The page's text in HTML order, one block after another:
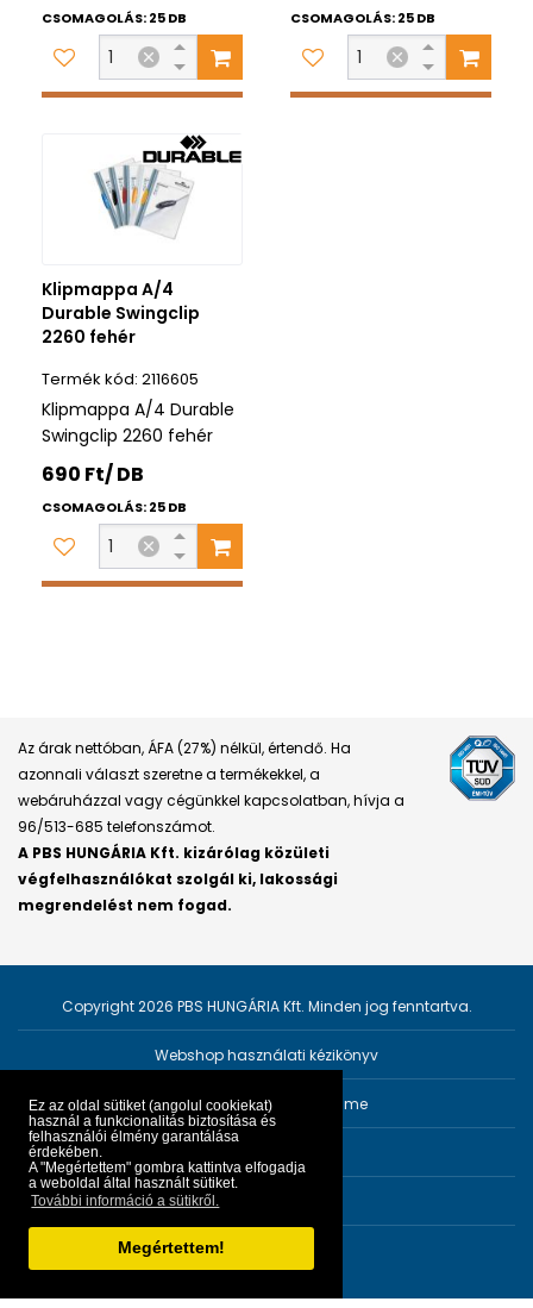
Ez az oldal sütiket (angolul cookiekat)
használ a funkcionalitás biztosítása és
felhasználói élmény garantálása
érdekében.
A "Megértettem" gombra kattintva elfogadja
a weboldal által használt sütiket.
További információ a sütikről.
Megértettem!
CSOMAGOLÁS: 25 DB CSOMAGOLÁS: 25 DB
Klipmappa A/4
Durable Swingclip
2260 fehér
2116605
Klipmappa A/4 Durable
Swingclip 2260 fehér
690 Ft/ DB
CSOMAGOLÁS: 25 DB
Az árak nettóban, ÁFA (27%) nélkül, értendő. Ha
azonnali választ szeretne a termékekkel, a
webáruházzal vagy cégünkkel kapcsolatban, hívja a
96/513-685 telefonszámot.
A PBS HUNGÁRIA Kft. kizárólag közületi
végfelhasználókat szolgál ki, lakossági
megrendelést nem fogad.
Copyright 2026 PBS HUNGÁRIA Kft. Minden jog fenntartva.
Webshop használati kézikönyv
Személyes adatok védelme
Fejlesztő: